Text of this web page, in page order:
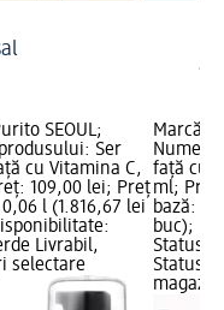
SEOUL;
Ser
cu Vitamina C,
109,00 lei; Preț
l (1.816,67 lei
Livrabil,
selectare
Marcă:
Numele
față cu
ml;
bază: 1
buc);
Status
Status